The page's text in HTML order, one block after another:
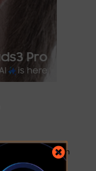
Auslaufartikel (Produktion durch Hersteller eingestellt) ‏ : ‎ Nein